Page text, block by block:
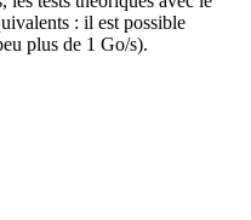
: il est possible
plus de 1 Go/s).